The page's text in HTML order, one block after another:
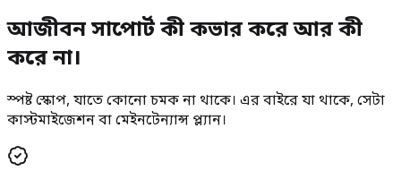
আজীবন সাপোর্ট কী কভার করে আর কী
করে না।
স্পষ্ট স্কোপ, যাতে কোনো চমক না থাকে। এর বাইরে যা থাকে, সেটা
কাস্টমাইজেশন বা মেইনটেন্যান্স প্ল্যান।